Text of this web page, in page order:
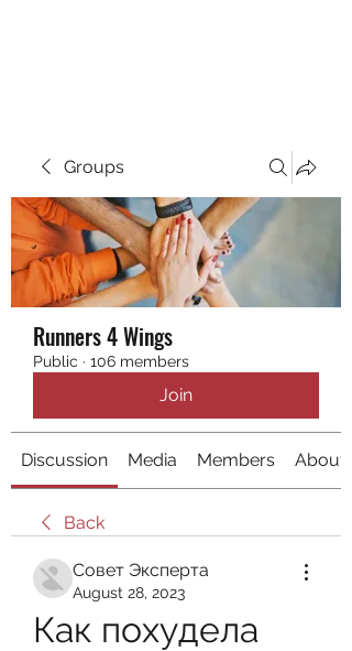
Groups
Runners 4 Wings
Public · 106 members
Join
Discussion Media Members About
Back
Совет Эксперта
August 28, 2023
Как похудела